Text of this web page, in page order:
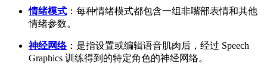
情绪模式 ：每种情绪模式都包含一组非嘴部表情和其他
情绪参数。
神经网络：是指设置或编辑语音肌肉后，经过 Speech
Graphics 训练得到的特定角色的神经网络。